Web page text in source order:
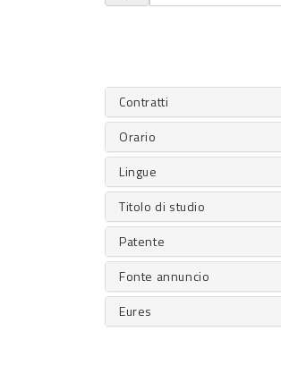
Contratti
Orario
Lingue
Titolo di studio
Patente
Fonte annuncio
Eures